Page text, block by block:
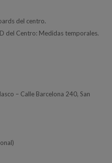
del centro.
del Centro: Medidas temporales.
– Calle Barcelona 240, San